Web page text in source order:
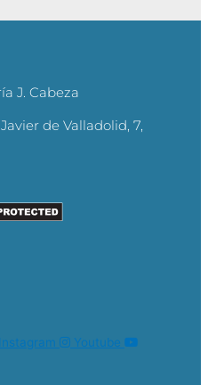
J. Cabeza
de Valladolid, 7,
Instagram Youtube